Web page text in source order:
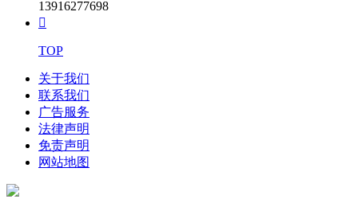
13916277698

TOP
关于我们
联系我们
广告服务
法律声明
免责声明
网站地图